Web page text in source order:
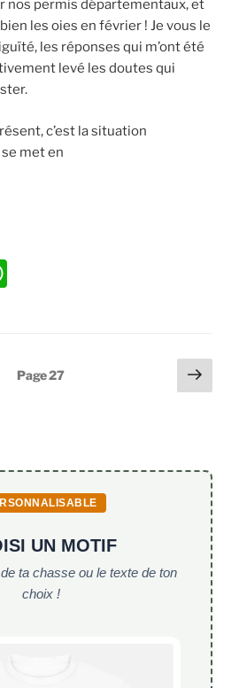
nos permis départementaux, et
les oies en février ! Je vous le
les réponses qui m’ont été
levé les doutes qui
c’est la situation
met en
A
Page27
Page
UN MOTIF
ta chasse ou le texte de ton
choix !